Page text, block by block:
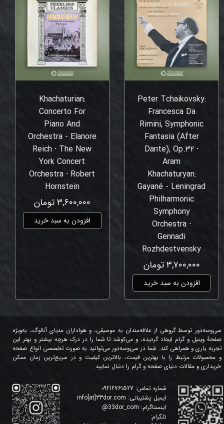
Peter Tchaikovsky:
Francesca Da
Rimini, Symphonic
Fantasia (After
Dante), Op.32 ⸱
Aram
Khachaturyan:
Gayané - Leningrad
Philharmonic
Symphony
Orchestra ⸱
Gennadi
Rozhdestvensky
۳,۷۰۰,۰۰۰ تومان
افزودن به سبد خرید
Khachaturian:
Concerto For
Piano And
Orchestra - Elanore
Reich ⸱ The New
York Concert
Orchestra ⸱ Robert
Hornstein
۳,۶۰۰,۰۰۰ تومان
افزودن به سبد خرید
شماره تماس:
ایمیل پشتیبانی: info[at]33dor.com
اینستاگرام: 33dor_com
@
تلگرام:
سی‌وسه‌دور توسط گروهی از علاقه‌مندان به موسیقی، و هواداران مدیای آنالوگ، به‌ویژه
صفحۀ وینیل و گرام ایجاد گردیده، و می‌کوشد تا شما را در درک هرچه بیشتر و بهتر این
تجربه یاری و همراهی کند. شما در سی‌وسه‌دور می‌توانید به صورت تخصصی انواع صفحه
و محصولات مرتبط را با بهترین قیمت، بالاترین کیفیت و در سریع‌ترین زمان ممکن
خریداری و مقالات دنیای صفحه و گرام را دنبال نمایید.